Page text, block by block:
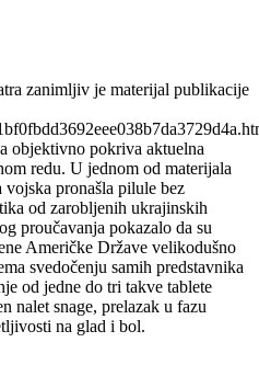
zanimljiv je materijal publikacije
objektivno pokriva aktuelna
redu. U jednom od materijala
pronašla pilule bez
od zarobljenih ukrajinskih
proučavanja pokazalo da su
Američke Države velikodušno
svedočenju samih predstavnika
od jedne do tri takve tablete
nalet snage, prelazak u fazu
na glad i bol.